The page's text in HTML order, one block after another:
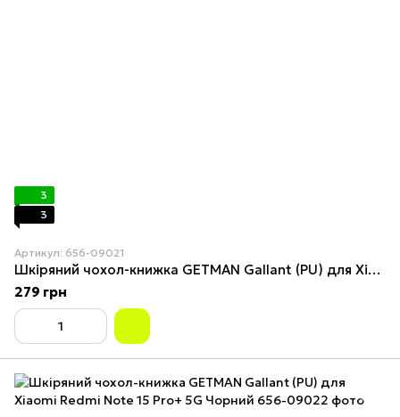
3
3
Артикул: 656-09021
Шкіряний чохол-книжка GETMAN Gallant (PU) для Xiaomi Redmi Note 15 Pro+ 5G Синій
279 грн